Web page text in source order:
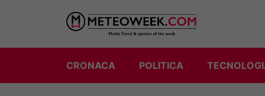
contenuto
CRONACA POLITICA